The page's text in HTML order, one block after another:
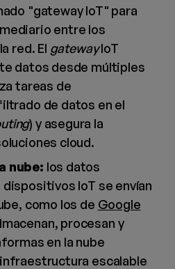
"gateway IoT" para
entre los
red. El gatewayIoT
datos desde múltiples
tareas de
de datos en el
) y asegura la
cloud.
nube: los datos
IoT se envían
como los de Google
procesan y
en la nube
escalable